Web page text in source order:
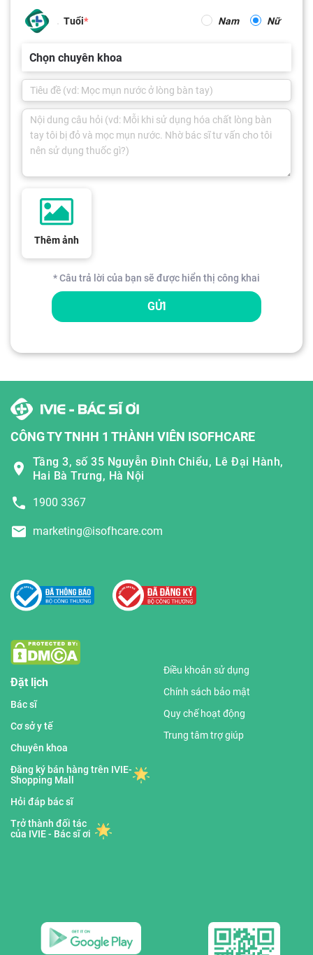
Tuổi Nam Nữ
Chọn chuyên khoa
Thêm ảnh
* Câu trả lời của bạn sẽ được hiển thị công khai
GỬI
CÔNG TY TNHH 1 THÀNH VIÊN ISOFHCARE
Tầng 3, số 35 Nguyễn Đình Chiểu, Lê Đại Hành,
Hai Bà Trưng, Hà Nội
1900 3367
marketing@isofhcare.com
Đặt lịch
Bác sĩ
Cơ sở y tế
Chuyên khoa
Đăng ký bán hàng trên IVIE-
Shopping Mall
Hỏi đáp bác sĩ
Trở thành đối tác
của IVIE - Bác sĩ ơi
Điều khoản sử dụng
Chính sách bảo mật
Quy chế hoạt động
Trung tâm trợ giúp